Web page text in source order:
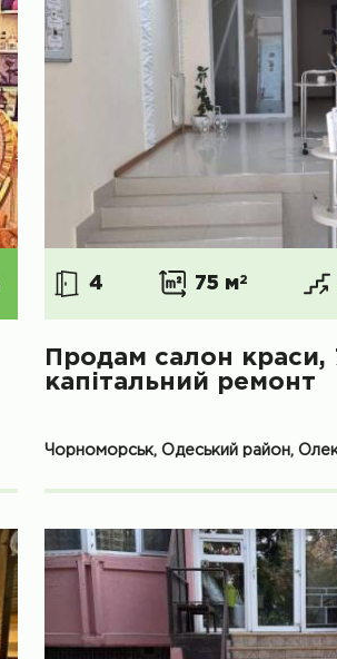
4 75 м2
Продам салон краси,
капітальний ремонт
Чорноморськ, Одеський район,